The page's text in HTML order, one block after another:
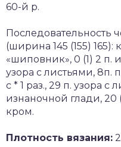
60-й р.
Последовательность
(ширина 145 (155) 165):
«шиповник», 0 (1) 2 п.
узора с листьями, 8п.
с * 1 раз., 29 п. узора с
изнаночной глади, 20
кром.
Плотность вязания: